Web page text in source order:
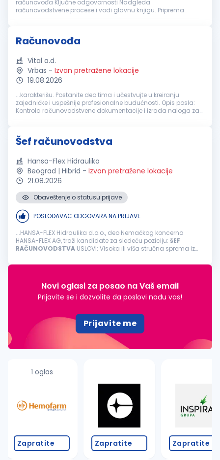
računovođa Ključne odgovornosti Nadgleda
računovodstvene procese i vodi glavnu knjigu. Priprema
Računovođa
Vital a.d.
Vrbas - Izvan pretražene lokacije
19.08.2026
...karakterišu. Postanite deo tima i učestvujte u kreiranju
zajedničke i uspešnije profesionalne budućnosti. Opis posla:
Kontrola računovodstvene dokumentacije i izrada naloga za
Šef računovodstva
Hansa-Flex Hidraulika
Beograd | Hibrid - Izvan pretražene lokacije
21.08.2026
Obaveštenje o statusu prijave
POSLODAVAC ODGOVARA NA PRIJAVE
...HANSA-FLEX Hidraulika d.o.o., deo Nemačkog koncerna
HANSA-FLEX AG, traži kandidate za sledeću poziciju: šEF
RAČUNOVODSTVA USLOVI: Visoka ili viša stručna sprema iz
rukovodećim pozicijama...
Novi oglasi za posao na Vaš email
Prijavite se i dozvolite da poslovi nađu vas!
Prijavite me
1 oglas
Zapratite Zapratite Zapratite